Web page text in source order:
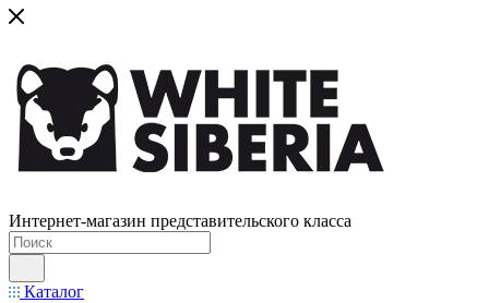
Интернет-магазин представительского класса
Каталог